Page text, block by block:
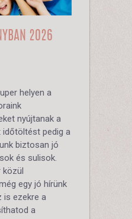
2026
helyen a
nyújtanak a
időtöltést pedig a
biztosan jó
és sulisok.
közül
egy jó hírünk
is ezekre a
a